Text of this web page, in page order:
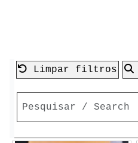
Limpar filtros